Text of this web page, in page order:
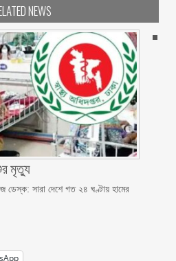
NEWS
মৃত্যু
সারা দেশে গত ২৪ ঘণ্টায় হামের